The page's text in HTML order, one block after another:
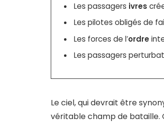
Les passagers ivres
Les pilotes obligés de
Les forces de l’ordre
Les passagers
Le ciel, qui devrait être
véritable champ de bataille.